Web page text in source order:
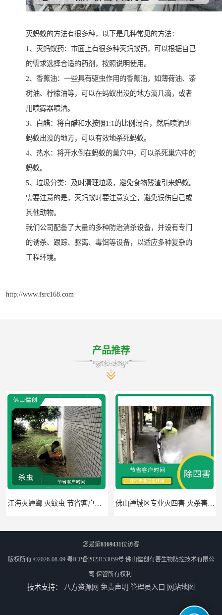
灭蚂蚁的方法有很多种，以下是几种常见的方法：
1、灭蚂蚁药：市面上有很多种灭蚂蚁药，可以根据自己
的需求选择合适的药剂，按照说明使用。
2、香薰油：一些具有驱虫作用的香薰油，如薄荷油、茶
树油、柠檬油等，可以在蚂蚁出没的地方滴几滴，或者
用喷雾器喷洒。
3、白醋：将白醋和水按照1:1的比例混合，然后喷洒到
蚂蚁出没的地方，可以有效地杀死蚂蚁。
4、热水：将开水倒在蚂蚁的巢穴中，可以杀死巢穴中的
蚂蚁。
5、垃圾分类：及时清理垃圾，避免食物残渣引来蚂蚁。
需要注意的是，灭蚂蚁时要注意安全，避免误伤自己或
其他动物。
我们公司配备了大量的多种防治消杀设备，并设有专门
的诱杀、跟踪、驱离、毒饵等设备，以适应多种复杂的
工程环境。
http://www.fsrc168.com
产品推荐
江海灭蟑螂 灭蚊虫 节省客户时间 佛山禅城区专业灭四害 灭杀害虫 根据现场情况定制中害方案
您是第8169431位访客
版权所有 ©2026-08-09 粤ICP备2023153059号 佛山儒创有害生物防控技术有限公
司 保留所有权利.
技术支持： 八方资源网 免责声明 管理员入口 网站地图